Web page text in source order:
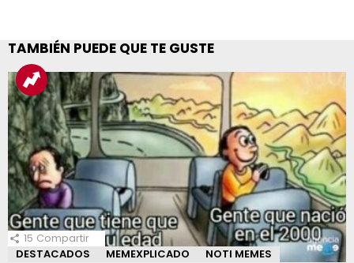
TAMBIÉN PUEDE QUE TE GUSTE
15 Compartir
DESTACADOS
MEMEXPLICADO NOTI MEMES